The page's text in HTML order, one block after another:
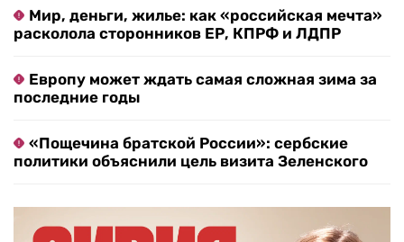
Мир, деньги, жилье: как «российская мечта»
расколола сторонников ЕР, КПРФ и ЛДПР
Европу может ждать самая сложная зима за
последние годы
«Пощечина братской России»: сербские
политики объяснили цель визита Зеленского